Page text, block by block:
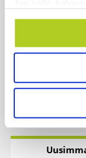
Kerätä
Lue lisää siitä,
suostumustasi
Käytämme
hänestä on
uutinen –
Uutiset | 6.8.2026
Uutiset